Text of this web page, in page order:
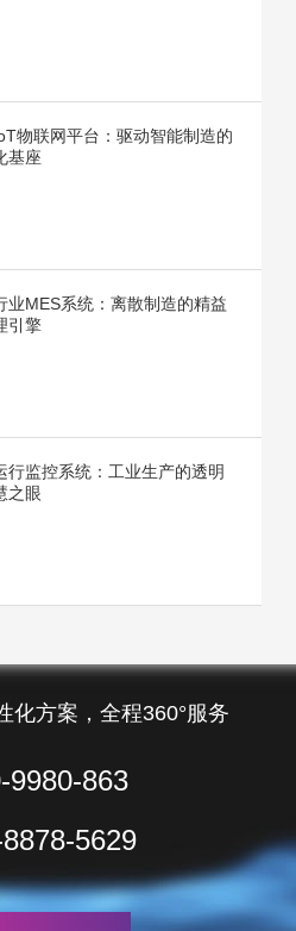
物联网平台：驱动智能制造的
基座
业MES系统：离散制造的精益
引擎
行监控系统：工业生产的透明
之眼
化方案，全程360°服务
9980-863
5629